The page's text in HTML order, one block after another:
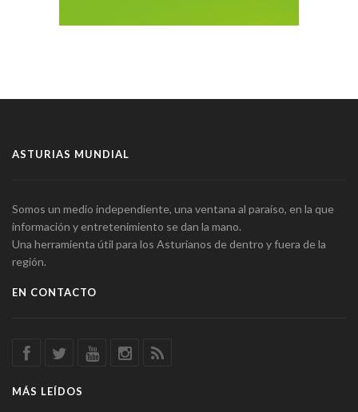
ASTURIAS MUNDIAL
Somos un medio independiente, una ventana al paraíso, en la que
información y entretenimiento se dan la mano.
Una herramienta útil para los Asturianos de dentro y fuera de la
región.
EN CONTACTO
MÁS LEÍDOS